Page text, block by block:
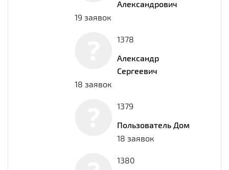
Александрович
19 заявок
1378
Александр
Сергеевич
18 заявок
1379
Пользователь Дом
18 заявок
1380